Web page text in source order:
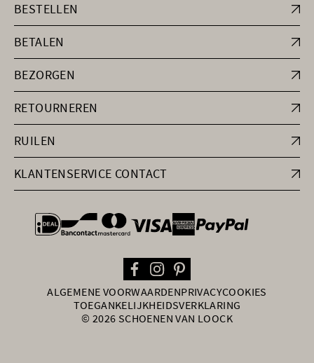
BESTELLEN
BETALEN
BEZORGEN
RETOURNEREN
RUILEN
KLANTENSERVICE CONTACT
general.paymentOptions
ALGEMENE VOORWAARDENPRIVACYCOOKIES
TOEGANKELIJKHEIDSVERKLARING
© 2026 SCHOENEN VAN LOOCK